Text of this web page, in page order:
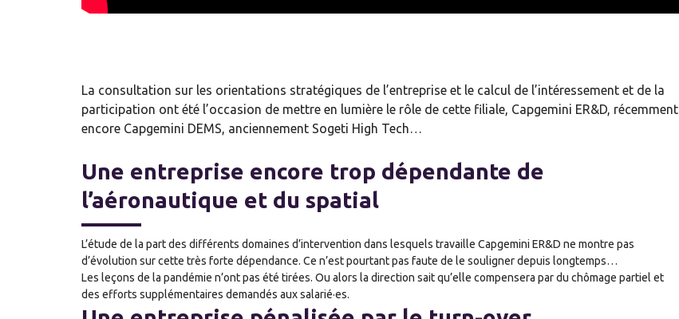
La consultation sur les orientations stratégiques de l’entreprise et le calcul de l’intéressement et de la
participation ont été l’occasion de mettre en lumière le rôle de cette filiale, Capgemini ER&D, récemment
encore Capgemini DEMS, anciennement Sogeti High Tech…
Une entreprise encore trop dépendante de
l’aéronautique et du spatial
L’étude de la part des différents domaines d’intervention dans lesquels travaille Capgemini ER&D ne montre pas
d’évolution sur cette très forte dépendance. Ce n’est pourtant pas faute de le souligner depuis longtemps…
Les leçons de la pandémie n’ont pas été tirées. Ou alors la direction sait qu’elle compensera par du chômage partiel et
des efforts supplémentaires demandés aux salarié·es.